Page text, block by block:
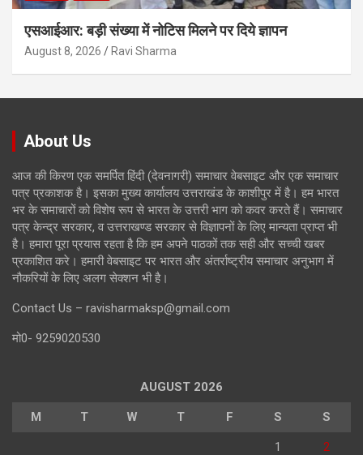
एसआईआर: बड़ी संख्या में नोटिस मिलने पर दिये ज्ञापन
August 8, 2026 Ravi Sharma
About Us
आज की किरण एक समर्पित हिंदी (देवनागरी) समाचार वेबसाइट और एक समाचार
पत्र प्रकाशक है। इसका मुख्य कार्यालय उत्तराखंड के काशीपुर में है। हम भारत
भर के समाचारों को विशेष रूप से भारत के उत्तरी भाग को कवर करते हैं। समाचार
पत्र केन्द्र सरकार, व उत्तराखण्ड सरकार से विज्ञापनों के लिए मान्यता प्राप्त भी
है। हमारा पूरा प्रयास रहता है कि हम अपने पाठकों तक सही और सच्ची खबर
प्रकाशित करे। हमारी वेबसाइट पर भारत और अंतर्राष्ट्रीय समाचार अनुभाग में
नौकरियों के लिए अलग सेक्शन भी है।
Contact Us – ravisharmaksp@gmail.com
मो0- 9259020530
AUGUST 2026
M T W T F S S
1 2